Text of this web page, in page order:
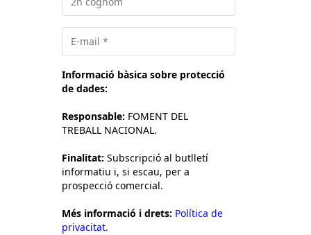
Informació bàsica sobre protecció
de dades:
Responsable: FOMENT DEL
TREBALL NACIONAL.
Finalitat: Subscripció al butlletí
informatiu i, si escau, per a
prospecció comercial.
Més informació i drets: Política de
privacitat.